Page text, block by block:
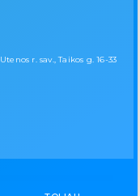
r. sav., Taikos g. 16-33